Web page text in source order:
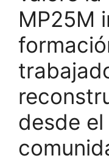
MP25M
desde